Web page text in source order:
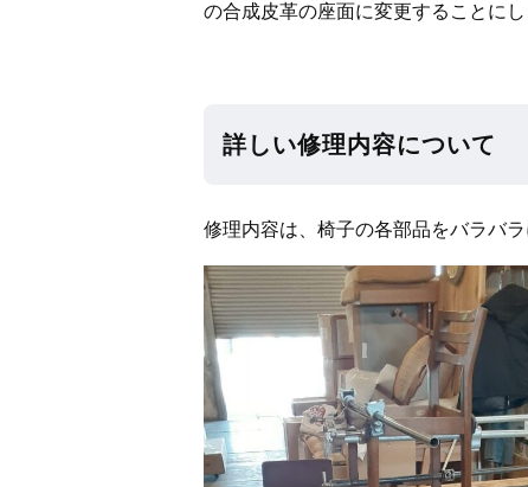
の合成皮革の座面に変更することにし
詳しい修理内容について
修理内容は、椅子の各部品をバラバ